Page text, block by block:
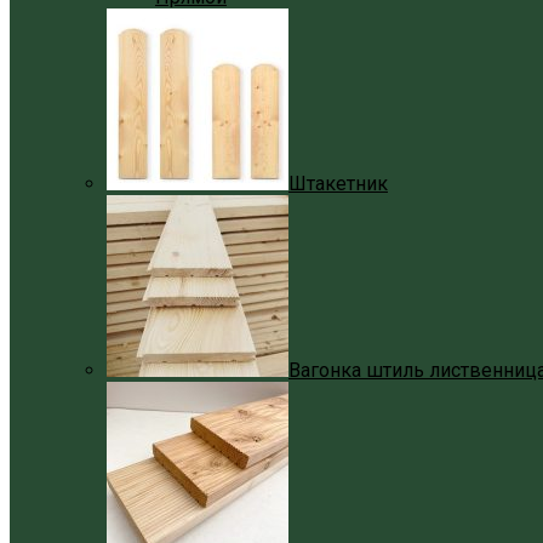
Штакетник
Вагонка штиль